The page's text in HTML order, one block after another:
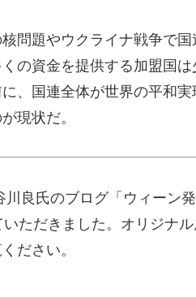
問題やウクライナ戦争で
の資金を提供する加盟国
、国連全体が世界の平和
現状だ。
良氏のブログ「ウィーン
ただきました。オリジナ
ださい。